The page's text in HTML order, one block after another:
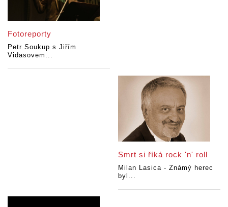
Fotoreporty
Petr Soukup s Jiřím
Vidasovem...
Smrt si říká rock 'n' roll
Milan Lasica - Známý herec
byl...